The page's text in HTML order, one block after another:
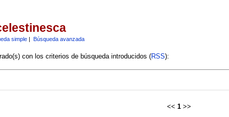
simple| Búsqueda avanzada
con los criterios de búsqueda introducidos (RSS):
<< 1 >>